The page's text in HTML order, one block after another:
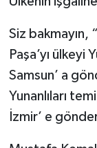
Siz bakmayın,
Paşa’yı ülkeyi
Samsun’ a
Yunanlıları
İzmir’ e